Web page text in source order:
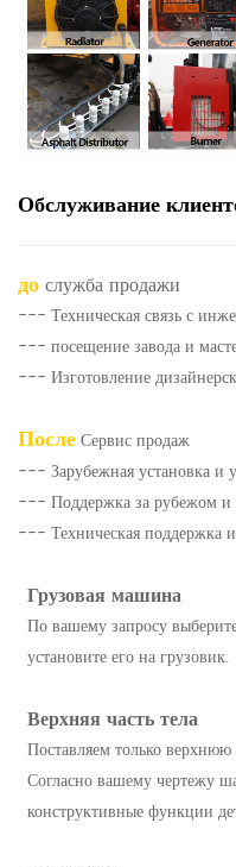
Обслуживание
дослужба продажи
--- Техническая связь с
--- посещение завода и
--- Изготовление
ПослеСервис продаж
--- Зарубежная установка и
--- Поддержка за рубежом и
--- Техническая поддержка
Грузовая машина
По вашему запросу
установите его на грузовик.
Верхняя часть тела
Поставляем только верхнюю
Согласно вашему чертежу
конструктивные функции